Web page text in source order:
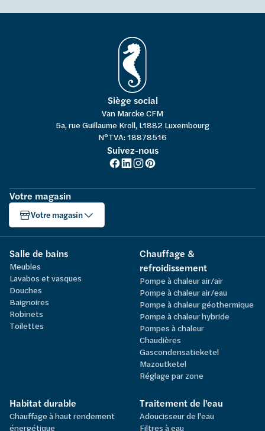
Siège social
Van Marcke CFM
5a, rue Guillaume Kroll, L1882 Luxembourg
N°TVA: 18878516
Suivez-nous
Votre magasin
Votre magasin
Salle de bains
Meubles
Lavabos et vasques
Douches
Baignoires
Robinets
Toilettes
Chauffage &
refroidissement
Pompe à chaleur air/air
Pompe à chaleur air/eau
Pompe à chaleur géothermique
Pompe à chaleur hybride
Pompes à chaleur
Chaudières
Gascondensatieketel
Mazoutketel
Réglage par zone
Habitat durable
Chauffage à haut rendement
énergétique
Traitement de l'eau
Adoucisseur de l'eau
Filtres à eau